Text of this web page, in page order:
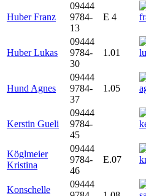
Huber Franz
09444
9784-
13
E 4
Huber Lukas
09444
9784-
30
1.01
Hund Agnes
09444
9784-
37
1.05
Kerstin Gueli
09444
9784-
45
Köglmeier
Kristina
09444
9784-
46
E.07
Konschelle
09444